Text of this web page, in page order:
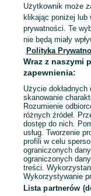
Mapa kategorii
Mapa miejscowości
Mapa ministron
Popularne
Użytkownik może
klikając poniżej lub
prywatności. Te
nie będą miały
Polityka
Wraz z naszymi
zapewnienia:
Użycie
skanowanie
Rozumienie
różnych źródeł.
dostęp do nich.
usług. Tworzenie
profili w celu
ograniczonych
ograniczonych
treści.
Wykorzystywanie
Lista partnerów